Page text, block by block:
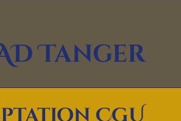
Tanger
Prochaine